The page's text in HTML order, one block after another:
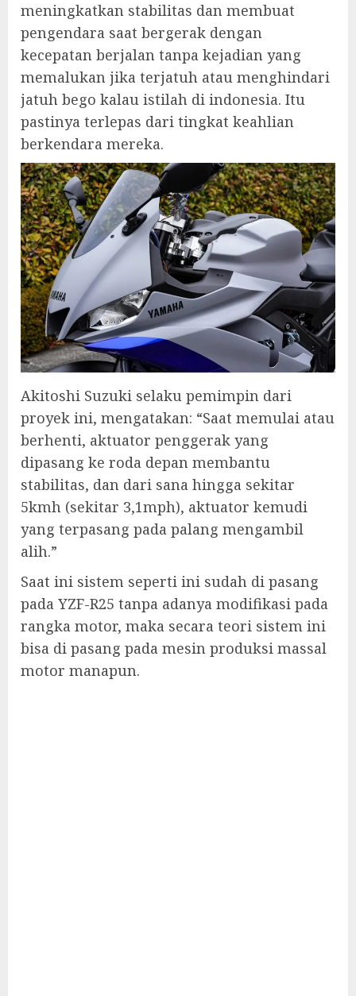
meningkatkan stabilitas dan membuat
pengendara saat bergerak dengan
kecepatan berjalan tanpa kejadian yang
memalukan jika terjatuh atau menghindari
jatuh bego kalau istilah di indonesia. Itu
pastinya terlepas dari tingkat keahlian
berkendara mereka.
Akitoshi Suzuki selaku pemimpin dari
proyek ini, mengatakan: “Saat memulai atau
berhenti, aktuator penggerak yang
dipasang ke roda depan membantu
stabilitas, dan dari sana hingga sekitar
5kmh (sekitar 3,1mph), aktuator kemudi
yang terpasang pada palang mengambil
alih.”
Saat ini sistem seperti ini sudah di pasang
pada YZF-R25 tanpa adanya modifikasi pada
rangka motor, maka secara teori sistem ini
bisa di pasang pada mesin produksi massal
motor manapun.